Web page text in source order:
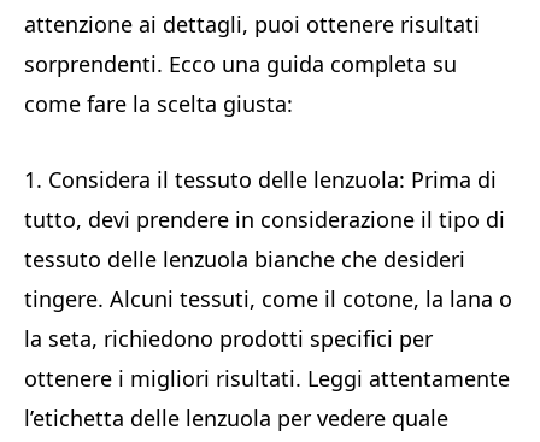
attenzione ai dettagli, puoi ottenere risultati
sorprendenti. Ecco una guida completa su
come fare la scelta giusta:
1. Considera il tessuto delle lenzuola: Prima di
tutto, devi prendere in considerazione il tipo di
tessuto delle lenzuola bianche che desideri
tingere. Alcuni tessuti, come il cotone, la lana o
la seta, richiedono prodotti specifici per
ottenere i migliori risultati. Leggi attentamente
l’etichetta delle lenzuola per vedere quale